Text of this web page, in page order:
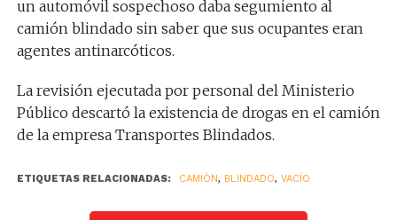
un automóvil sospechoso daba segumiento al
camión blindado sin saber que sus ocupantes eran
agentes antinarcóticos.
La revisión ejecutada por personal del Ministerio
Público descartó la existencia de drogas en el camión
de la empresa Transportes Blindados.
ETIQUETAS RELACIONADAS: CAMIÓN, BLINDADO, VACÍO